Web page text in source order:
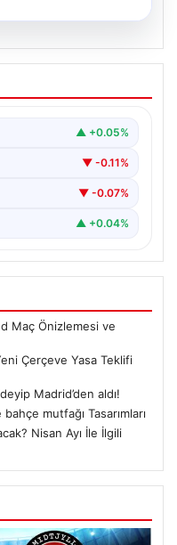
Euro ödeyip
▲ +0.05%
▼ -0.11%
▼ -0.07%
▲ +0.04%
Maç Önizlemesi ve
Çerçeve Yasa Teklifi
Madrid’den aldı!
mutfağı Tasarımları
Nisan Ayı İle İlgili